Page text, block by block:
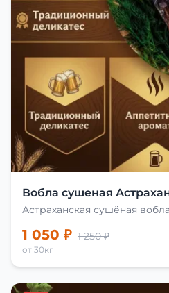
Вобла сушеная
Астраханская сушёная
1 050 ₽ 1 250 ₽
от 30кг